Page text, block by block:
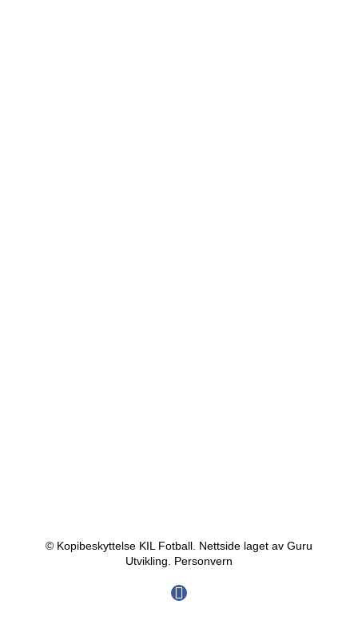
© Kopibeskyttelse KIL Fotball. Nettside laget av Guru
Utvikling. Personvern